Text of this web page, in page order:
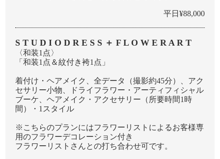
平日¥88,000
S T U D I O D R E S S ＋ F L O W E R A R T
〈和装1点〉
「和装1点＆紋付き袴1点」
着付け・ヘアメイク、全データ（撮影約45分）、アク
セサリー⼩物、ドライフラワー・アーティフィシャル
ブーケ、ヘアメイク・アクセサリー（所要時間1時
間）・1スタイル
※こちらのプランにはフラワーリストによるお客様専
⽤のフラワーデコレーション付き
フラワーリストさんとの打ち合わせ可です。